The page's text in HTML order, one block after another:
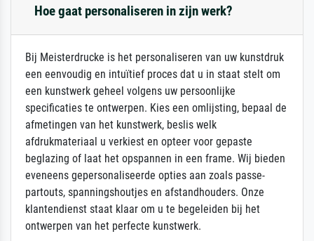
Hoe gaat personaliseren in zijn werk?
Bij Meisterdrucke is het personaliseren van uw kunstdruk
een eenvoudig en intuïtief proces dat u in staat stelt om
een kunstwerk geheel volgens uw persoonlijke
specificaties te ontwerpen. Kies een omlijsting, bepaal de
afmetingen van het kunstwerk, beslis welk
afdrukmateriaal u verkiest en opteer voor gepaste
beglazing of laat het opspannen in een frame. Wij bieden
eveneens gepersonaliseerde opties aan zoals passe-
partouts, spanningshoutjes en afstandhouders. Onze
klantendienst staat klaar om u te begeleiden bij het
ontwerpen van het perfecte kunstwerk.